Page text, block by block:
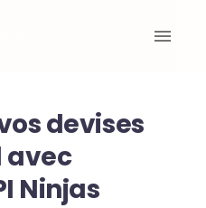
devises
avec
Ninjas